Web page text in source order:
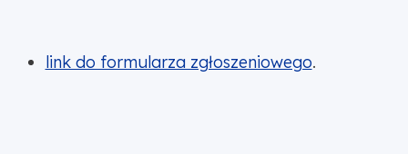
link do formularza zgłoszeniowego.